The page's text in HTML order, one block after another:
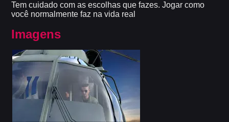
Tem cuidado com as escolhas que fazes. Jogar como
você normalmente faz na vida real
Imagens